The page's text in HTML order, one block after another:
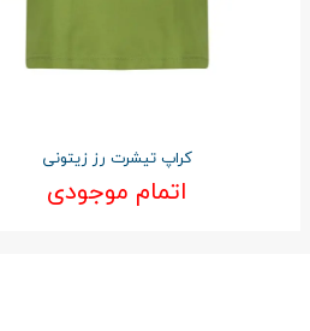
کراپ تیشرت رز زیتونی
اتمام موجودی